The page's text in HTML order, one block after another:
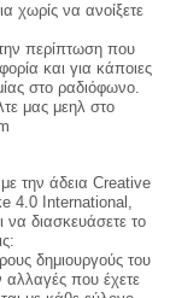
χωρίς να ανοίξετε
την περίπτωση που
και για κάποιες
στο ραδιόφωνο.
μας μεηλ στο
την άδεια Creative
4.0 International,
να διασκευάσετε το
δημιουργούς του
αλλαγές που έχετε